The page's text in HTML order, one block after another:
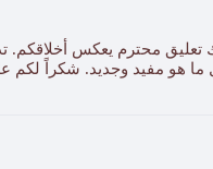
تعليق محترم يعكس أخلاقكم.
ما هو مفيد وجديد. شكراً لكم